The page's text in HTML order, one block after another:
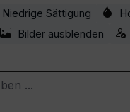
Niedrige Sättigung
Bilder ausblenden